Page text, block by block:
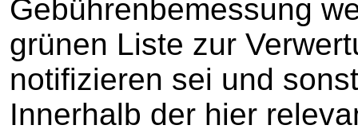
Gebührenbemessung
grünen Liste zur
notifizieren sei und
Innerhalb der hier